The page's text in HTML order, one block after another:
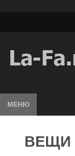
МЕНЮ
ВЕЩИ